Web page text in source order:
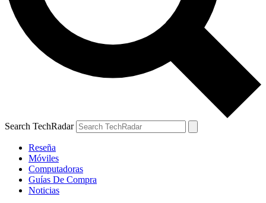
Search TechRadar
Reseña
Móviles
Computadoras
Guías De Compra
Noticias